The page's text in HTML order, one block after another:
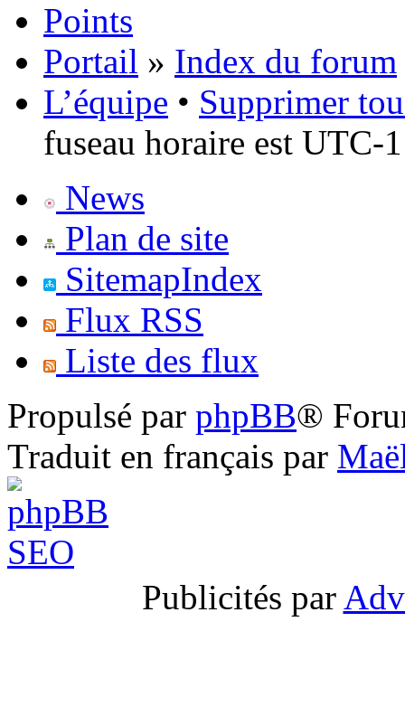
Points
Portail » Index du forum
L’équipe • Supprimer
fuseau horaire est UTC-
News
Plan de site
SitemapIndex
Flux RSS
Liste des flux
Propulsé par phpBB®
Traduit en français par
Publicités par